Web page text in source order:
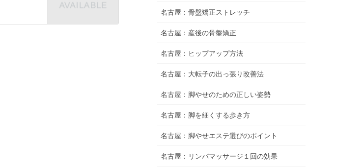
名古屋：骨盤矯正ストレッチ
名古屋：産後の骨盤矯正
名古屋：ヒップアップ方法
名古屋：大転子の出っ張り改善法
名古屋：脚やせのための正しい姿勢
名古屋：脚を細くする歩き方
名古屋：脚やせエステ選びのポイント
名古屋：リンパマッサージ１回の効果